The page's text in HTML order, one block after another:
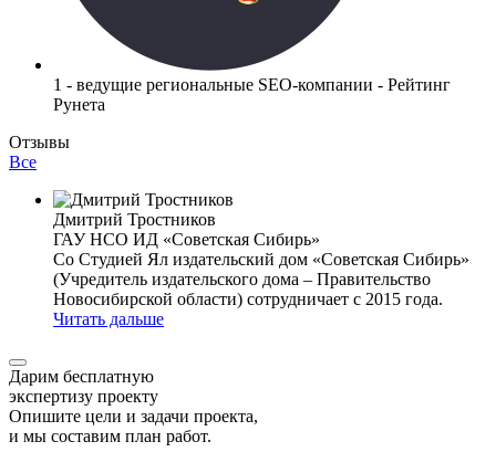
1 - ведущие региональные SEO-компании - Рейтинг
Рунета
Отзывы
Все
Дмитрий Тростников
ГАУ НСО ИД «Советская Сибирь»
Со Студией Ял издательский дом «Советская Сибирь»
(Учредитель издательского дома – Правительство
Новосибирской области) сотрудничает с 2015 года.
Читать дальше
Дарим бесплатную
экспертизу проекту
Опишите цели и задачи проекта,
и мы составим план работ.